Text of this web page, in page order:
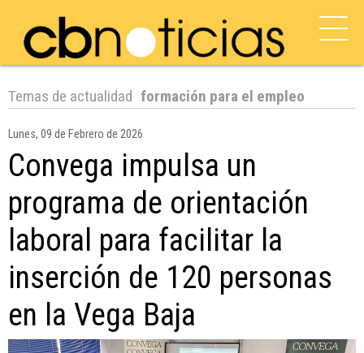
Temas de actualidad formación para el empleo
Lunes, 09 de Febrero de 2026
Convega impulsa un
programa de orientación
laboral para facilitar la
inserción de 120 personas
en la Vega Baja